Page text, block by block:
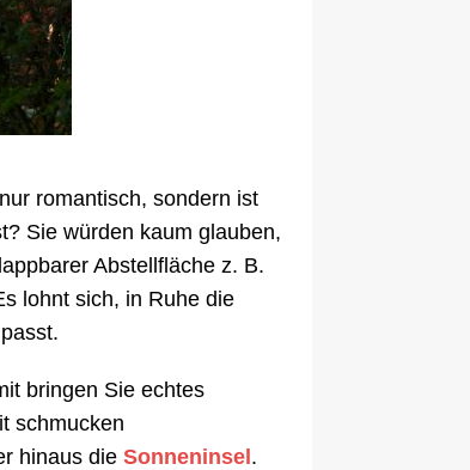
romantisch, sondern ist
Sie würden kaum glauben,
Abstellfläche z. B.
lohnt sich, in Ruhe die
bringen Sie echtes
schmucken
hinaus die Sonneninsel .